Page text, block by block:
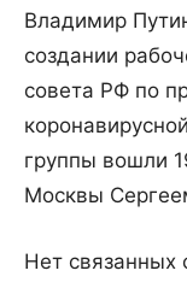
Владимир
создании
совета РФ по
группы вошли
Москвы
Нет связанных